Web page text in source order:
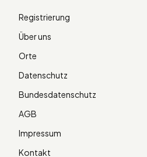
Registrierung
Über uns
Orte
Datenschutz
Bundesdatenschutz
AGB
Impressum
Kontakt